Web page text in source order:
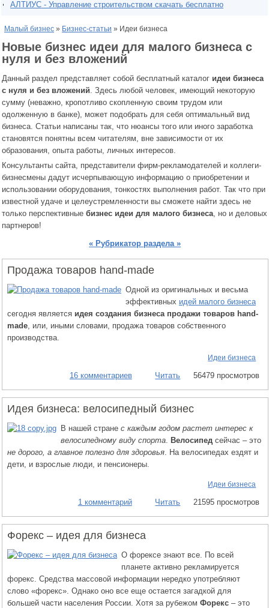
АЛТИУС - Управление строительством скачать бесплатно
Малый бизнес » Бизнес-статьи » Идеи бизнеса
Новые бизнес идеи для малого бизнеса с
нуля и без вложений
Данный раздел представляет собой бесплатный каталог идеи бизнеса
с нуля и без вложений . Здесь любой человек, имеющий некоторую
сумму (неважно, кропотливо скопленную своим трудом или
одолженную в банке), может подобрать для себя оптимальный вид
бизнеса. Статьи написаны так, что нюансы того или иного заработка
становятся понятны всем читателям, вне зависимости от их
образования, опыта работы, личных интересов.
Консультанты сайта, представители фирм-рекламодателей и коллеги-
бизнесмены дадут исчерпывающую информацию о приобретении и
использовании оборудования, тонкостях выполнения работ. Так что при
известной удаче и целеустремленности вы сможете найти здесь не
только перспективные бизнес идеи для малого бизнеса , но и деловых
партнеров!
« Рубрикатор раздела »
Продажа товаров hand-made
Одной из оригинальных и весьма
эффективных идей малого бизнеса
сегодня является идея создания бизнеса продажи товаров hand-
made , или, иными словами, продажа товаров собственного
производства.
Идеи бизнеса
16 комментариев Читать 56479 просмотров
Идея бизнеса: велосипедный бизнес
В нашей стране с каждым годом растет интерес к
велосипедному виду спорта Велосипед сейчас – это
не дорого, а главное полезно для здоровья . На велосипедах ездят и
дети, и взрослые люди, и пенсионеры.
Идеи бизнеса
1 комментарий Читать 21595 просмотров
Форекс – идея для бизнеса
О форексе знают все. По всей
планете активно рекламируется
форекс. Средства массовой информации нередко употребляют
слово «форекс». Однако оно все еще остается загадкой для
большей части населения России. Хотя за рубежом Форекс – это